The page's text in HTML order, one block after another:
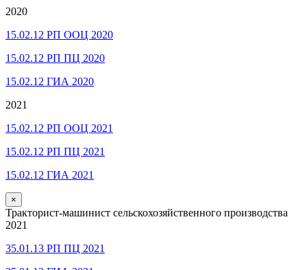
2020
15.02.12 РП ООЦ 2020
15.02.12 РП ПЦ 2020
15.02.12 ГИА 2020
2021
15.02.12 РП ООЦ 2021
15.02.12 РП ПЦ 2021
15.02.12 ГИА 2021
×
Тракторист-машинист сельскохозяйственного производства
2021
35.01.13 РП ПЦ 2021